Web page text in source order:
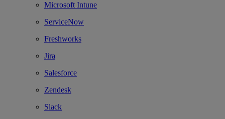
Microsoft Intune
ServiceNow
Freshworks
Jira
Salesforce
Zendesk
Slack